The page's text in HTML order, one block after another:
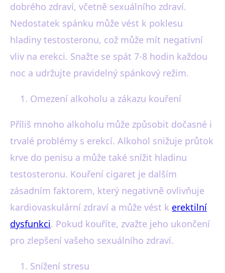
dobrého zdraví, včetně sexuálního zdraví.
Nedostatek spánku může vést k poklesu
hladiny testosteronu, což může mít negativní
vliv na erekci. Snažte se spát 7-8 hodin každou
noc a udržujte pravidelný spánkový režim.
Omezení alkoholu a zákazu kouření
Příliš mnoho alkoholu může způsobit dočasné i
trvalé problémy s erekcí. Alkohol snižuje průtok
krve do penisu a může také snížit hladinu
testosteronu. Kouření cigaret je dalším
zásadním faktorem, který negativně ovlivňuje
kardiovaskulární zdraví a může vést k erektilní
dysfunkci. Pokud kouříte, zvažte jeho ukončení
pro zlepšení vašeho sexuálního zdraví.
Snížení stresu